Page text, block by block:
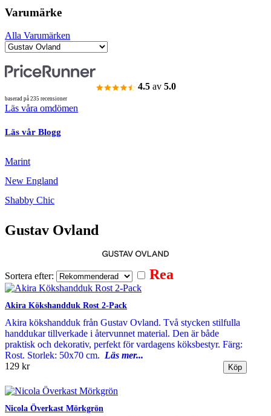
Varumärke
Alla Varumärken
4.5 av 5.0
baserad på 235 recensioner
Läs våra omdömen
Läs vår Blogg
Marint
New England
Shabby Chic
Gustav Ovland
Sortera efter: Rea
Akira Kökshandduk Rost 2-Pack
Akira kökshandduk från Gustav Ovland. Två stycken stilfulla
handdukar tillverkade i återvunnet material. Den är både
praktisk och dekorativ, perfekt för vardagens köksbestyr. Färg:
Rost. Storlek: 50x70 cm. Läs mer...
129 kr
Nicola Överkast Mörkgrön